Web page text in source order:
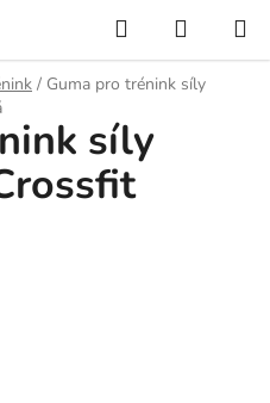
Hledat
KOŠÍK
/ Guma pro trénink síly
síly